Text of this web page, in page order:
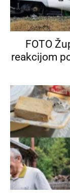
FOTO
reakcijom